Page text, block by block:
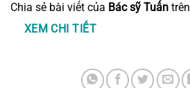
Chia sẻ bài viết của Bác sỹ Tuấn trên
XEM CHI TIẾT